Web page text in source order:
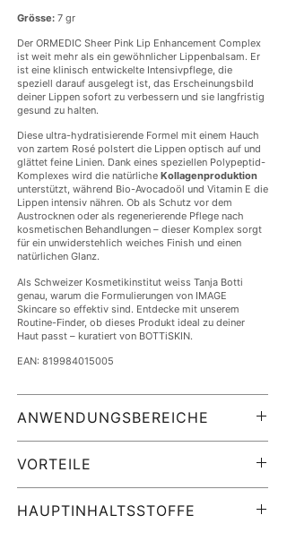
Grösse: 7 gr
Der ORMEDIC Sheer Pink Lip Enhancement Complex
ist weit mehr als ein gewöhnlicher Lippenbalsam. Er
ist eine klinisch entwickelte Intensivpflege, die
speziell darauf ausgelegt ist, das Erscheinungsbild
deiner Lippen sofort zu verbessern und sie langfristig
gesund zu halten.
Diese ultra-hydratisierende Formel mit einem Hauch
von zartem Rosé polstert die Lippen optisch auf und
glättet feine Linien. Dank eines speziellen Polypeptid-
Komplexes wird die natürliche Kollagenproduktion
unterstützt, während Bio-Avocadoöl und Vitamin E die
Lippen intensiv nähren. Ob als Schutz vor dem
Austrocknen oder als regenerierende Pflege nach
kosmetischen Behandlungen – dieser Komplex sorgt
für ein unwiderstehlich weiches Finish und einen
natürlichen Glanz.
Als Schweizer Kosmetikinstitut weiss Tanja Botti
genau, warum die Formulierungen von IMAGE
Skincare so effektiv sind. Entdecke mit unserem
Routine-Finder, ob dieses Produkt ideal zu deiner
Haut passt – kuratiert von BOTTiSKIN.
EAN: 819984015005
ANWENDUNGSBEREICHE
Dieses Produkt ist der perfekte Begleiter für den
Alltag, da es Pflege und eine dezente Farbe
VORTEILE
Spannungsgefühle auf der Stelle.
HAUPTINHALTSSTOFFE